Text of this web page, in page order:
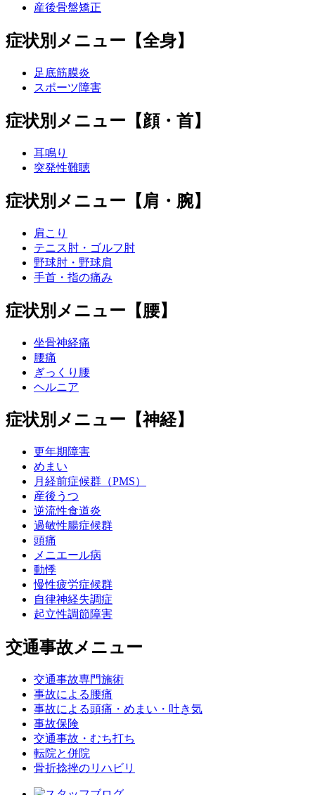
産後骨盤矯正
症状別メニュー【全身】
足底筋膜炎
スポーツ障害
症状別メニュー【顔・首】
耳鳴り
突発性難聴
症状別メニュー【肩・腕】
肩こり
テニス肘・ゴルフ肘
野球肘・野球肩
手首・指の痛み
症状別メニュー【腰】
坐骨神経痛
腰痛
ぎっくり腰
ヘルニア
症状別メニュー【神経】
更年期障害
めまい
月経前症候群（PMS）
産後うつ
逆流性食道炎
過敏性腸症候群
頭痛
メニエール病
動悸
慢性疲労症候群
自律神経失調症
起立性調節障害
交通事故メニュー
交通事故専門施術
事故による腰痛
事故による頭痛・めまい・吐き気
事故保険
交通事故・むち打ち
転院と併院
骨折捻挫のリハビリ